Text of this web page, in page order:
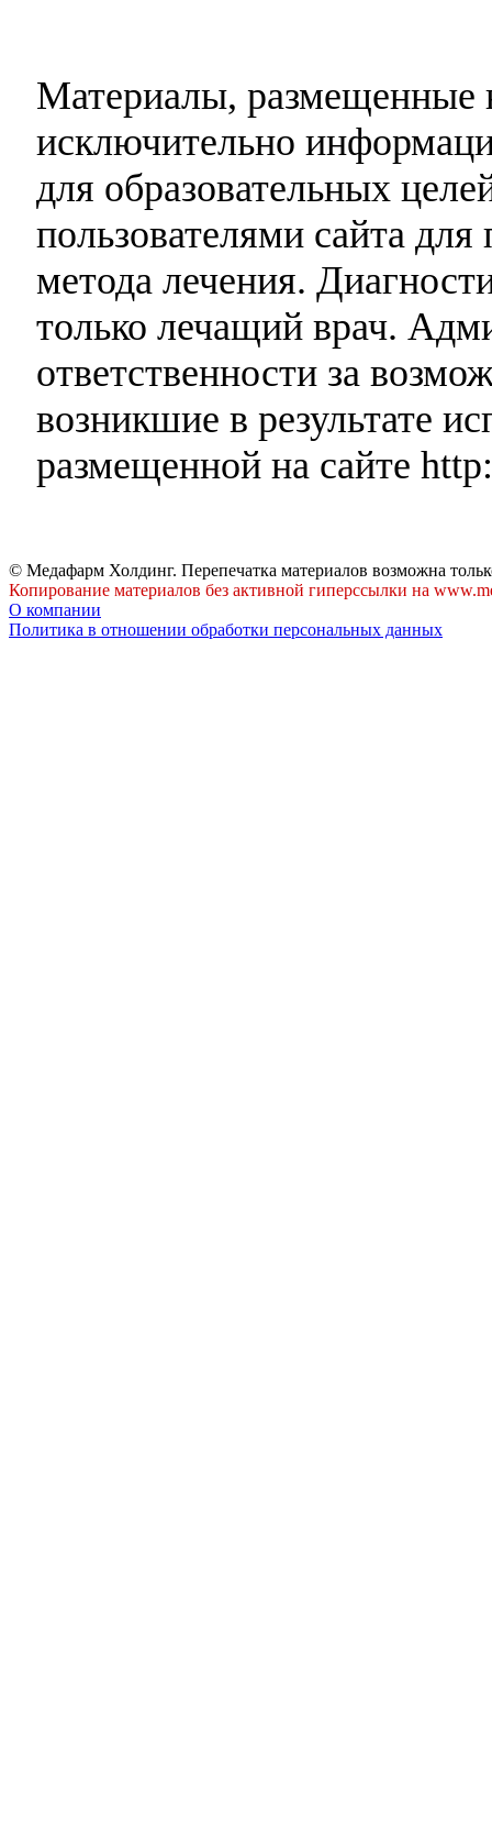
Материалы, размещенные
исключительно
для образовательных
пользователями сайта
метода лечения.
только лечащий врач.
ответственности за
возникшие в результате
размещенной на сайте
© Медафарм Холдинг. Перепечатка материалов возможна
Копирование материалов без активной гиперссылки на
О компании
Политика в отношении обработки персональных данных